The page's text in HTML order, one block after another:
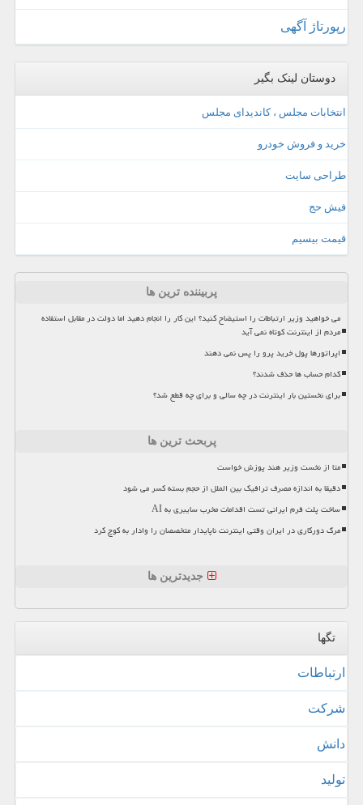
رپورتاژ آگهی
دوستان لینک بگیر
انتخابات مجلس ، کاندیدای مجلس
خرید و فروش خودرو
طراحی سایت
فیش حج
قیمت بیسیم
پربیننده ترین ها
می خواهید وزیر ارتباطات را استیضاح کنید؟ این کار را انجام دهید اما دولت در مقابل استفاده
مردم از اینترنت کوتاه نمی آید
اپراتورها پول خرید پرو را پس نمی دهند
کدام حساب ها حذف شدند؟
برای نخستین بار اینترنت در چه سالی و برای چه قطع شد؟
پربحث ترین ها
متا از نخست وزیر هند پوزش خواست
دقیقا به اندازه مصرف ترافیک بین الملل از حجم بسته کسر می شود
ساخت پلت فرم ایرانی تست اقدامات مخرب سایبری به AI
مرگ دورکاری در ایران وقتی اینترنت ناپایدار متخصصان را وادار به کوچ کرد
جدیدترین ها
تگها
ارتباطات
شركت
دانش
تولید